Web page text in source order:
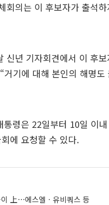
회의는 이 후보자가 출석
신년 기자회견에서 이 후
거기에 대해 본인의 해명
령은 22일부터 10일 이
에 요청할 수 있다.
上⋯에스엘ㆍ유비쿼스 등